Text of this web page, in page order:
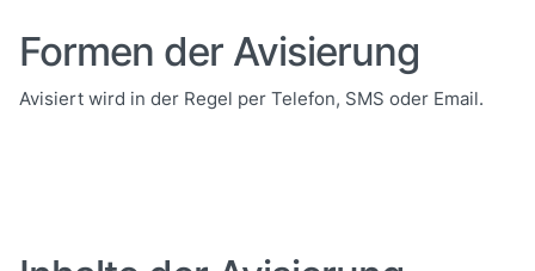
Formen der Avisierung
Avisiert wird in der Regel per Telefon, SMS oder Email.